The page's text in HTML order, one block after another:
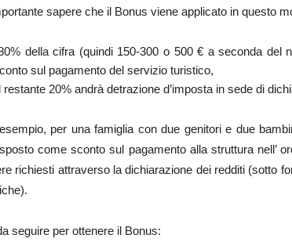
sapere che il Bonus viene applicato in questo
della cifra (quindi 150-300 o 500 € a seconda del
sul pagamento del servizio turistico,
restante 20% andrà detrazione d’imposta in sede di
per una famiglia con due genitori e due
come sconto sul pagamento alla struttura nell’
richiesti attraverso la dichiarazione dei redditi (sotto
seguire per ottenere il Bonus: